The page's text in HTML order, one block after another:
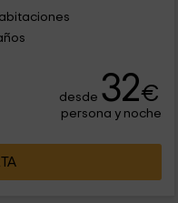
desde 32€
persona y noche